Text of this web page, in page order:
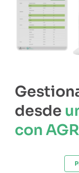
desde
con